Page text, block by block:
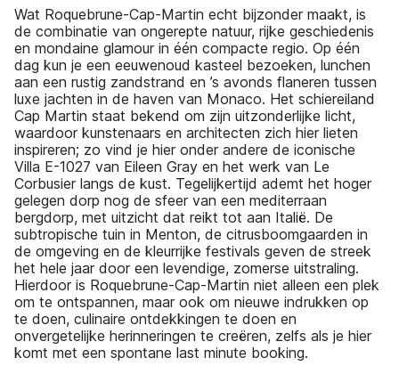
Wat Roquebrune-Cap-Martin echt bijzonder maakt, is
de combinatie van ongerepte natuur, rijke geschiedenis
en mondaine glamour in één compacte regio. Op één
dag kun je een eeuwenoud kasteel bezoeken, lunchen
aan een rustig zandstrand en ’s avonds flaneren tussen
luxe jachten in de haven van Monaco. Het schiereiland
Cap Martin staat bekend om zijn uitzonderlijke licht,
waardoor kunstenaars en architecten zich hier lieten
inspireren; zo vind je hier onder andere de iconische
Villa E-1027 van Eileen Gray en het werk van Le
Corbusier langs de kust. Tegelijkertijd ademt het hoger
gelegen dorp nog de sfeer van een mediterraan
bergdorp, met uitzicht dat reikt tot aan Italië. De
subtropische tuin in Menton, de citrusboomgaarden in
de omgeving en de kleurrijke festivals geven de streek
het hele jaar door een levendige, zomerse uitstraling.
Hierdoor is Roquebrune-Cap-Martin niet alleen een plek
om te ontspannen, maar ook om nieuwe indrukken op
te doen, culinaire ontdekkingen te doen en
onvergetelijke herinneringen te creëren, zelfs als je hier
komt met een spontane last minute booking.